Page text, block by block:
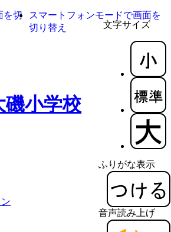
文字サイズ
ふりがな表示
音声読み上げ
を切
スマートフォンモードで画面を
切り替え
磯小学校